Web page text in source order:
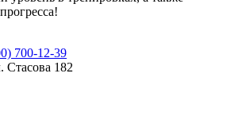
700-12-39
Стасова 182